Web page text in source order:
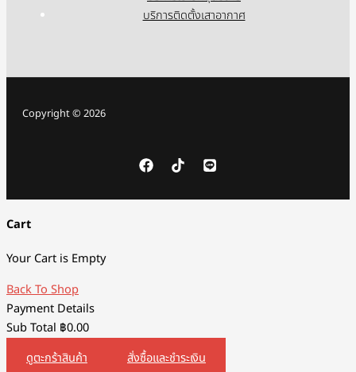
บริการติดตั้งเสาอากาศ
Copyright © 2026
Cart
Your Cart is Empty
Back To Shop
Payment Details
Sub Total ฿0.00
ดูตะกร้าสินค้า
สั่งซื้อและชำระเงิน